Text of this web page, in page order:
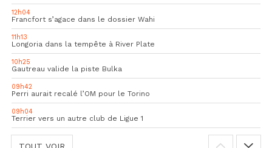
12h04
Francfort s’agace dans le dossier Wahi
11h13
Longoria dans la tempête à River Plate
10h25
Gautreau valide la piste Bulka
09h42
Perri aurait recalé l’OM pour le Torino
09h04
Terrier vers un autre club de Ligue 1